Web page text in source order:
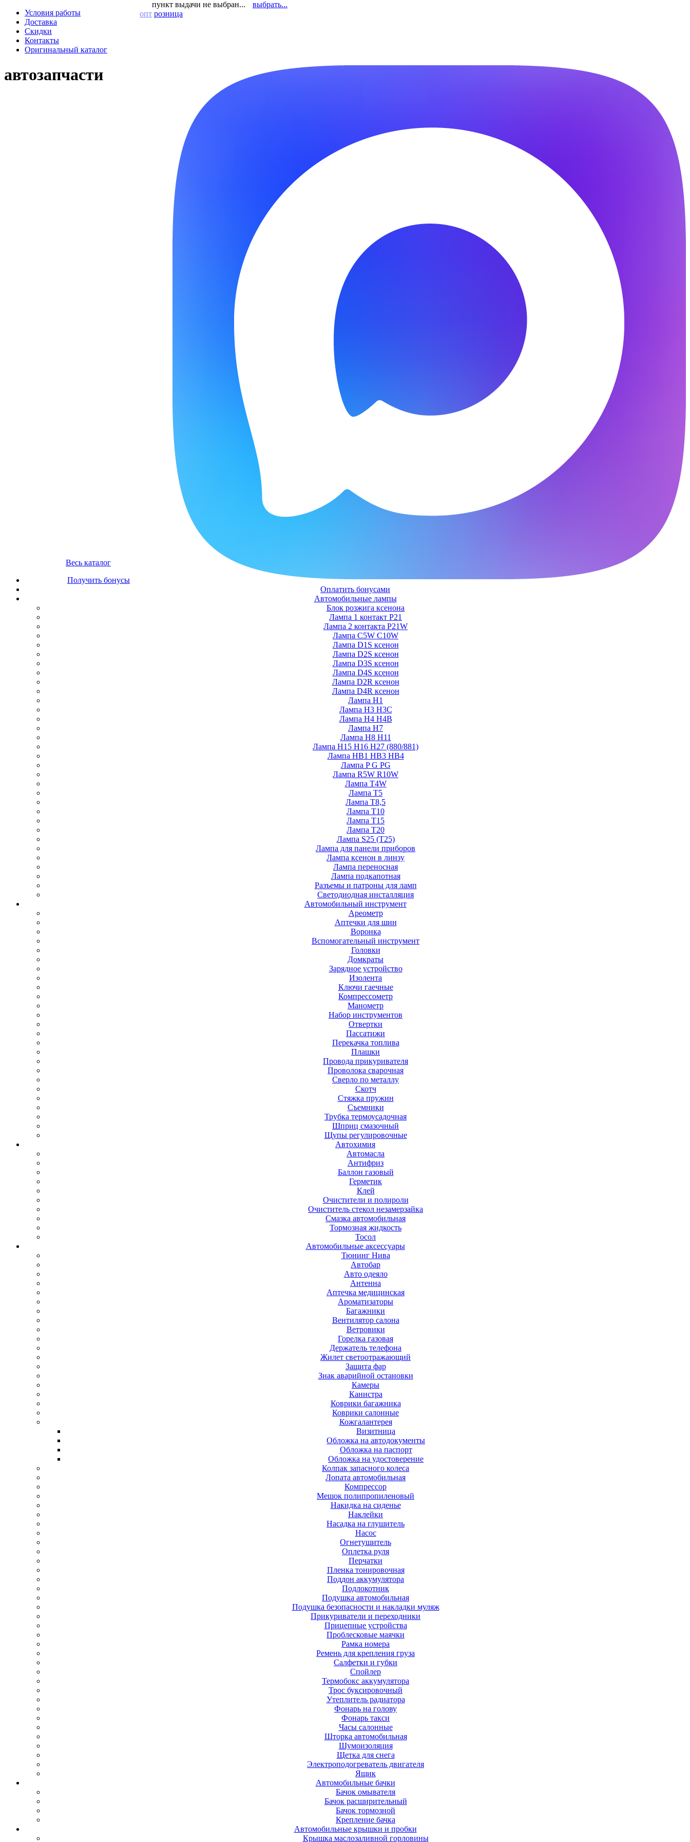
Условия работы
Доставка
Скидки
Контакты
Оригинальный каталог
пункт выдачи не выбран...
выбрать...
опт розница
автозапчасти
Весь каталог
Получить бонусы
Оплатить бонусами
Автомобильные лампы
Блок розжига ксенона
Лампа 1 контакт P21
Лампа 2 контакта P21W
Лампа C5W C10W
Лампа D1S ксенон
Лампа D2S ксенон
Лампа D3S ксенон
Лампа D4S ксенон
Лампа D2R ксенон
Лампа D4R ксенон
Лампа H1
Лампа H3 H3C
Лампа H4 H4B
Лампа H7
Лампа H8 H11
Лампа H15 H16 H27 (880/881)
Лампа HB1 HB3 HB4
Лампа P G PG
Лампа R5W R10W
Лампа T4W
Лампа T5
Лампа T8,5
Лампа T10
Лампа T15
Лампа T20
Лампа S25 (T25)
Лампа для панели приборов
Лампа ксенон в линзу
Лампа переносная
Лампа подкапотная
Разъемы и патроны для ламп
Светодиодная инсталляция
Автомобильный инструмент
Ареометр
Аптечки для шин
Воронка
Вспомогательный инструмент
Головки
Домкраты
Зарядное устройство
Изолента
Ключи гаечные
Компрессометр
Манометр
Набор инструментов
Отвертки
Пассатижи
Перекачка топлива
Плашки
Провода прикуривателя
Проволока сварочная
Сверло по металлу
Скотч
Стяжка пружин
Съемники
Трубка термоусадочная
Шприц смазочный
Щупы регулировочные
Автохимия
Автомасла
Антифриз
Баллон газовый
Герметик
Клей
Очистители и полироли
Очиститель стекол незамерзайка
Смазка автомобильная
Тормозная жидкость
Тосол
Автомобильные аксессуары
Тюнинг Нива
Автобар
Авто одеяло
Антенна
Аптечка медицинская
Ароматизаторы
Багажники
Вентилятор салона
Ветровики
Горелка газовая
Держатель телефона
Жилет светоотражающий
Защита фар
Знак аварийной остановки
Камеры
Канистра
Коврики багажника
Коврики салонные
Кожгалантерея
Визитница
Обложка на автодокументы
Обложка на паспорт
Обложка на удостоверение
Колпак запасного колеса
Лопата автомобильная
Компрессор
Мешок полипропиленовый
Накидка на сиденье
Наклейки
Насадка на глушитель
Насос
Огнетушитель
Оплетка руля
Перчатки
Пленка тонировочная
Поддон аккумулятора
Подлокотник
Подушка автомобильная
Подушка безопасности и накладки муляж
Прикуриватели и переходники
Прицепные устройства
Проблесковые маячки
Рамка номера
Ремень для крепления груза
Салфетки и губки
Спойлер
Термобокс аккумулятора
Трос буксировочный
Утеплитель радиатора
Фонарь на голову
Фонарь такси
Часы салонные
Шторка автомобильная
Шумоизоляция
Щетка для снега
Электроподогреватель двигателя
Ящик
Автомобильные бачки
Бачок омывателя
Бачок расширительный
Бачок тормозной
Крепление бачка
Автомобильные крышки и пробки
Крышка маслозаливной горловины